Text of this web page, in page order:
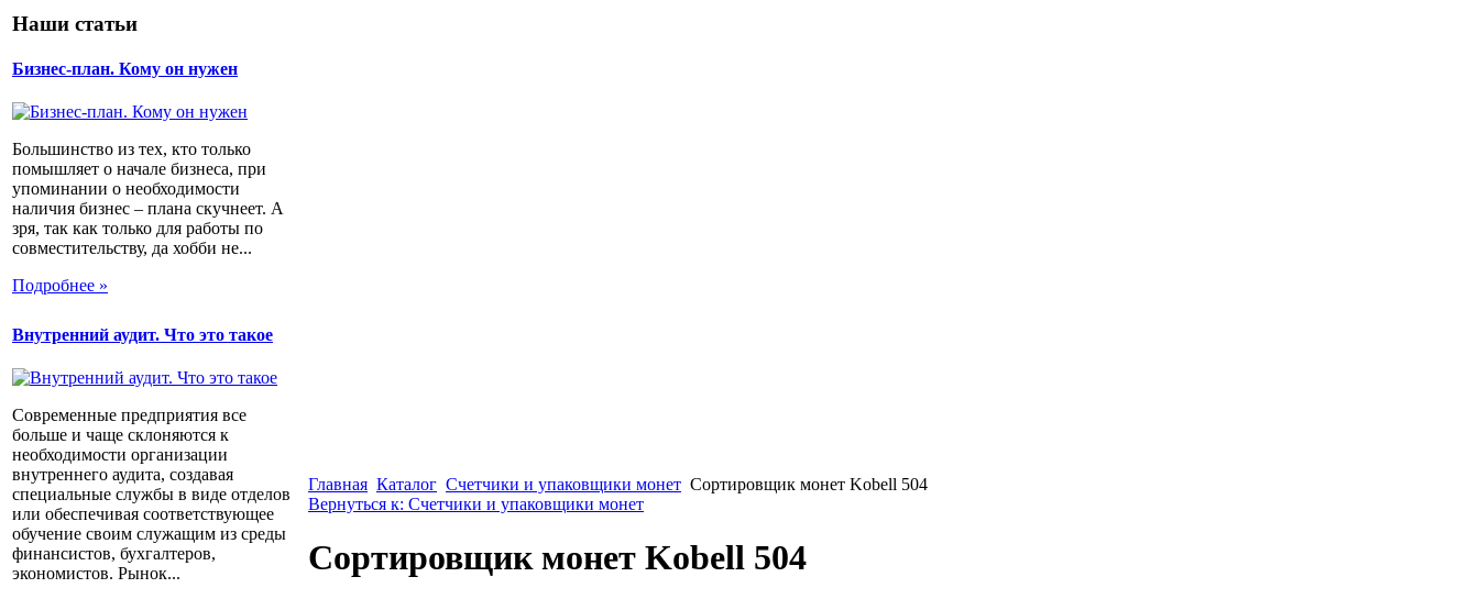
Наши статьи
Бизнес-план. Кому он нужен
Большинство из тех, кто только
помышляет о начале бизнеса, при
упоминании о необходимости
наличия бизнес – плана скучнеет. А
зря, так как только для работы по
совместительству, да хобби не...
Подробнее »
Внутренний аудит. Что это такое
Современные предприятия все
больше и чаще склоняются к
необходимости организации
внутреннего аудита, создавая
специальные службы в виде отделов
или обеспечивая соответствующее
обучение своим служащим из среды
финансистов, бухгалтеров,
экономистов. Рынок...
Главная Каталог Счетчики и упаковщики монет Сортировщик монет Kobell 504
Вернуться к: Счетчики и упаковщики монет
Сортировщик монет Kobell 504